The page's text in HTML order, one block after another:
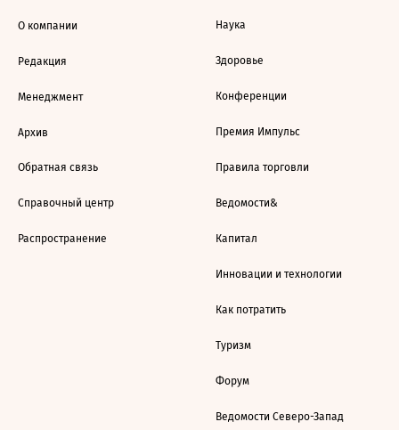
О компании
Редакция
Менеджмент
Архив
Обратная связь
Справочный центр
Распространение
Наука
Здоровье
Конференции
Премия Импульс
Правила торговли
Ведомости&
Капитал
Инновации и технологии
Как потратить
Туризм
Форум
Ведомости Северо-Запад